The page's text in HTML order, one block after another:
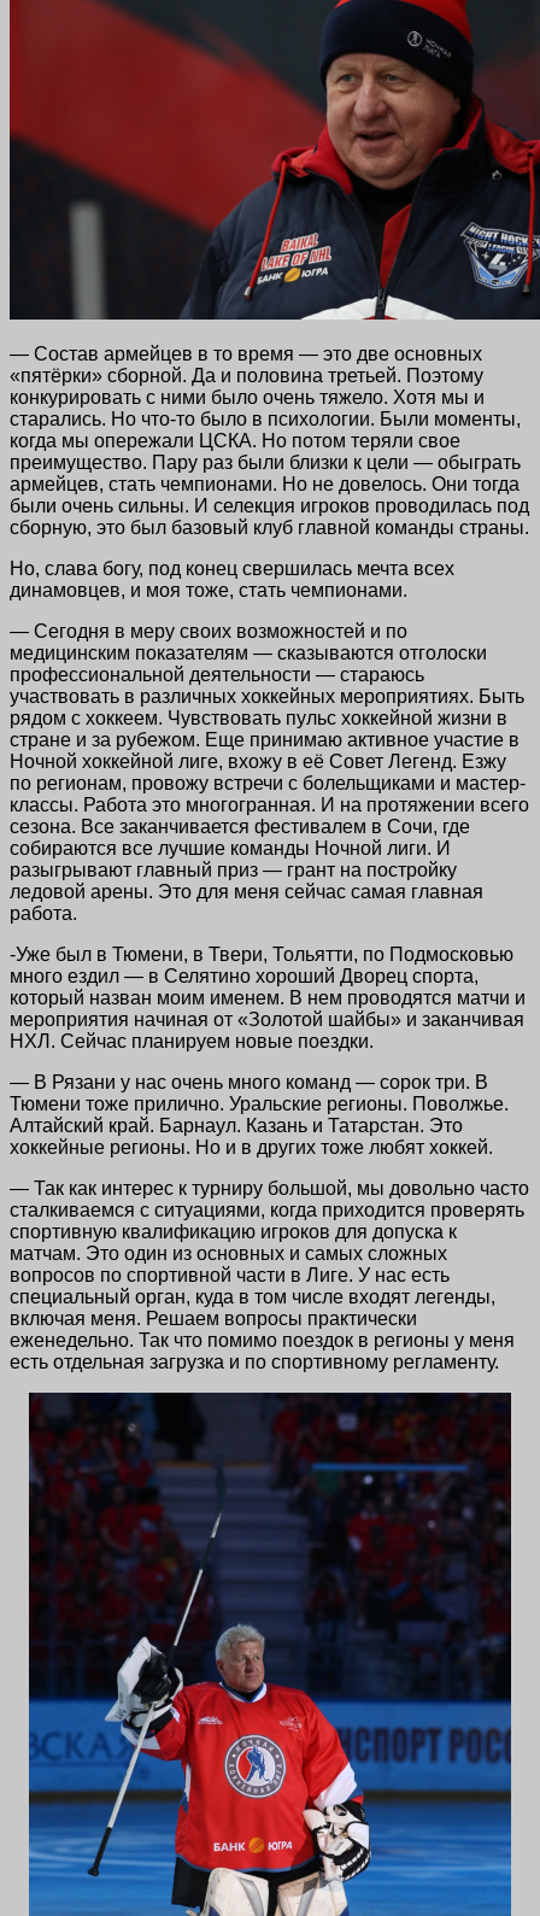
— Состав армейцев в то время — это две основных
«пятёрки» сборной. Да и половина третьей. Поэтому
конкурировать с ними было очень тяжело. Хотя мы и
старались. Но что-то было в психологии. Были моменты,
когда мы опережали ЦСКА. Но потом теряли свое
преимущество. Пару раз были близки к цели — обыграть
армейцев, стать чемпионами. Но не довелось. Они тогда
были очень сильны. И селекция игроков проводилась под
сборную, это был базовый клуб главной команды страны.
Но, слава богу, под конец свершилась мечта всех
динамовцев, и моя тоже, стать чемпионами.
— Сегодня в меру своих возможностей и по
медицинским показателям — сказываются отголоски
профессиональной деятельности — стараюсь
участвовать в различных хоккейных мероприятиях. Быть
рядом с хоккеем. Чувствовать пульс хоккейной жизни в
стране и за рубежом. Еще принимаю активное участие в
Ночной хоккейной лиге, вхожу в её Совет Легенд. Езжу
по регионам, провожу встречи с болельщиками и мастер-
классы. Работа это многогранная. И на протяжении всего
сезона. Все заканчивается фестивалем в Сочи, где
собираются все лучшие команды Ночной лиги. И
разыгрывают главный приз — грант на постройку
ледовой арены. Это для меня сейчас самая главная
работа.
-Уже был в Тюмени, в Твери, Тольятти, по Подмосковью
много ездил — в Селятино хороший Дворец спорта,
который назван моим именем. В нем проводятся матчи и
мероприятия начиная от «Золотой шайбы» и заканчивая
НХЛ. Сейчас планируем новые поездки.
— В Рязани у нас очень много команд — сорок три. В
Тюмени тоже прилично. Уральские регионы. Поволжье.
Алтайский край. Барнаул. Казань и Татарстан. Это
хоккейные регионы. Но и в других тоже любят хоккей.
— Так как интерес к турниру большой, мы довольно часто
сталкиваемся с ситуациями, когда приходится проверять
спортивную квалификацию игроков для допуска к
матчам. Это один из основных и самых сложных
вопросов по спортивной части в Лиге. У нас есть
специальный орган, куда в том числе входят легенды,
включая меня. Решаем вопросы практически
еженедельно. Так что помимо поездок в регионы у меня
есть отдельная загрузка и по спортивному регламенту.